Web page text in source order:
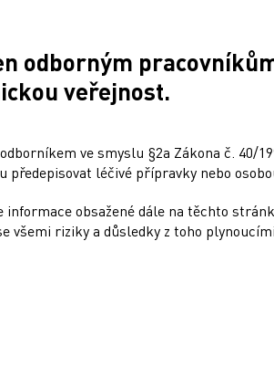
odborným
veřejnost.
ve smyslu §2a Zákona č. 40/
předepisovat léčivé přípravky nebo
informace obsažené dále na těchto
všemi riziky a důsledky z toho